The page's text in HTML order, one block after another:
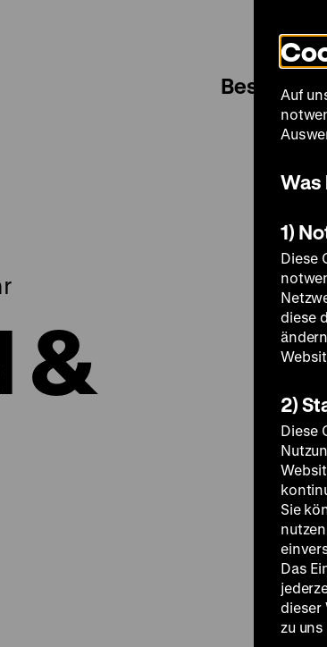
Besuch
&
Auf
Was
1)
Diese
diese
2)
Diese
Sie
Das
dieser
zu uns